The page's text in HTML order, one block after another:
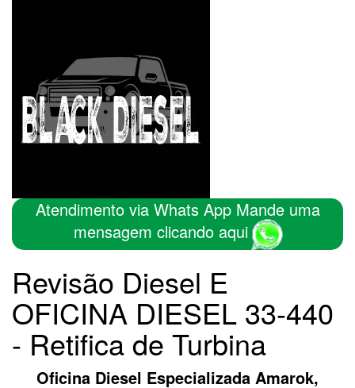
Atendimento via Whats App Mande uma
mensagem clicando aqui
Revisão Diesel E
OFICINA DIESEL 33-440
- Retifica de Turbina
Oficina Diesel Especializada Amarok,